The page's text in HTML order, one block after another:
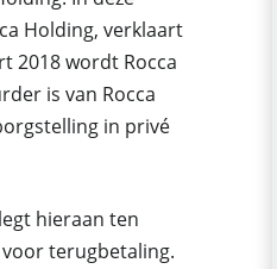
Holding, verklaart
2018 wordt Rocca
is van Rocca
in privé
hieraan ten
terugbetaling.